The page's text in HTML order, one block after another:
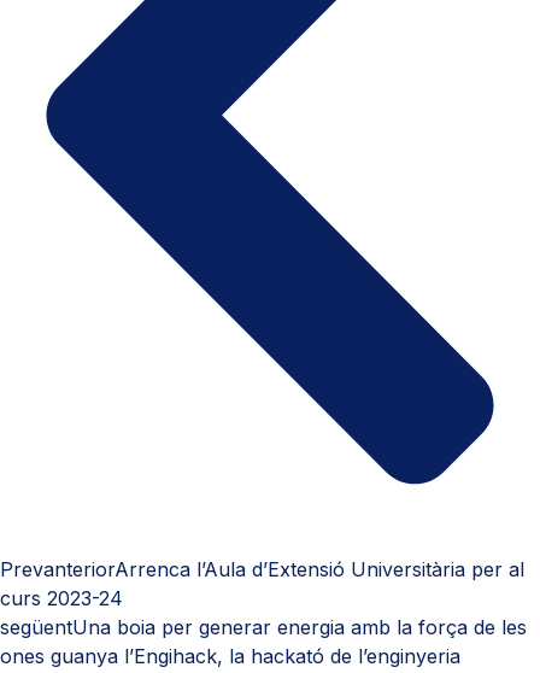
PrevanteriorArrenca l’Aula d’Extensió Universitària per al
curs 2023-24
següentUna boia per generar energia amb la força de les
ones guanya l’Engihack, la hackató de l’enginyeria